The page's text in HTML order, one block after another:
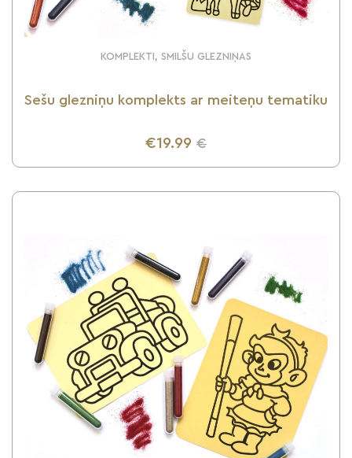
KOMPLEKTI, SMILŠU GLEZNIŅAS
Sešu glezniņu komplekts ar meiteņu tematiku
€19.99 €
UZZINI VAIRĀK